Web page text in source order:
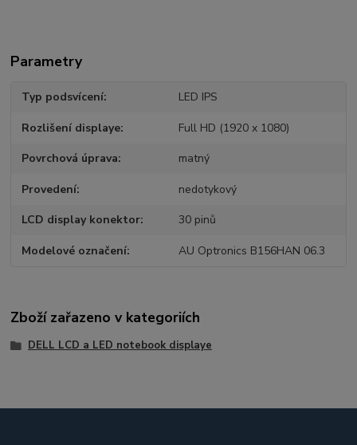
Parametry
Typ podsvícení LED IPS
Rozlišení displaye Full HD (1920 x 1080)
Povrchová úprava matný
Provedení nedotykový
LCD display konektor 30 pinů
Modelové označení AU Optronics B156HAN 06.3
Zboží zařazeno v kategoriích
DELL LCD a LED notebook displaye